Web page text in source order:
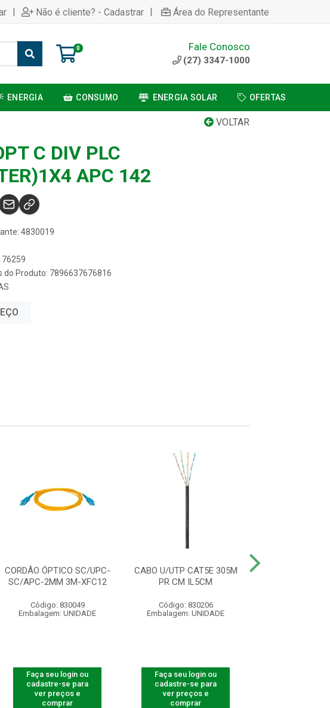
| Não é cliente? - Cadastrar | Área do Representante
0 Fale Conosco
(27) 3347-1000
ENERGIA CONSUMO ENERGIA SOLAR OFERTAS
VOLTAR
C DIV PLC
APC 142
4830019
do Produto: 7896637676816
CORDÃO ÓPTICO SC/UPC-
SC/APC-2MM 3M-XFC12
Código: 830049
Embalagem: UNIDADE
Faça seu login ou
cadastre-se para
ver preços e
comprar
CABO U/UTP CAT5E 305M
PR CM IL5CM
Código: 830206
Embalagem: UNIDADE
Faça seu login ou
cadastre-se para
ver preços e
comprar